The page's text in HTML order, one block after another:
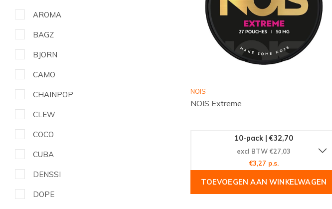
AROMA
BAGZ
BJORN
CAMO
CHAINPOP
CLEW
COCO
CUBA
DENSSI
DOPE
NOIS
NOIS Extreme
10-pack | €32,70
excl BTW €27,03
€3,27 p.s.
TOEVOEGEN AAN WINKELWAGEN